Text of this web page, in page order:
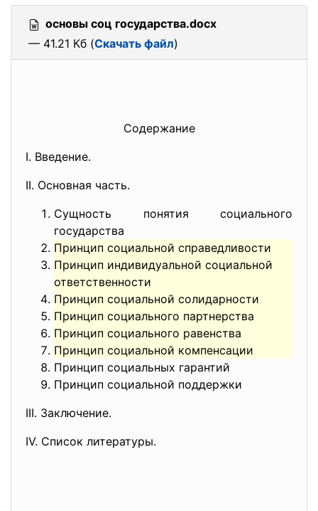
основы соц государства.docx
— 41.21 Кб (Скачать файл)
Содержание
I. Введение.
II. Основная часть.
Сущность понятия социального
государства
Принцип социальной справедливости
Принцип индивидуальной социальной
ответственности
Принцип социальной солидарности
Принцип социального партнерства
Принцип социального равенства
Принцип социальной компенсации
Принцип социальных гарантий
Принцип социальной поддержки
III. Заключение.
IV. Список литературы.